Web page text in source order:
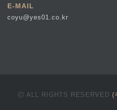
E-MAIL
coyu@yes01.co.kr
Ⓒ ALL RIGHTS RESERVED (